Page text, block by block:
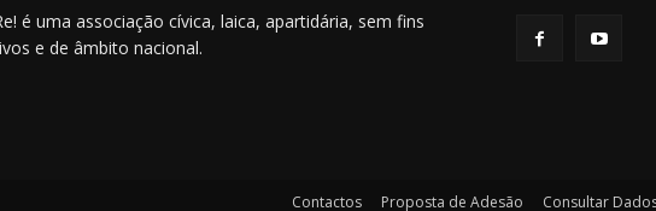
é uma associação cívica, laica, apartidária, sem fins
e de âmbito nacional.
Contactos Proposta de Adesão Consultar